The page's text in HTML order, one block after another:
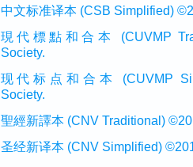
中文标准译本 (CSB Simplified)
現代標點和合本 (CUVMP
Society.
现代标点和合本 (CUVMP
Society.
聖經新譯本 (CNV Traditional)
圣经新译本 (CNV Simplified)